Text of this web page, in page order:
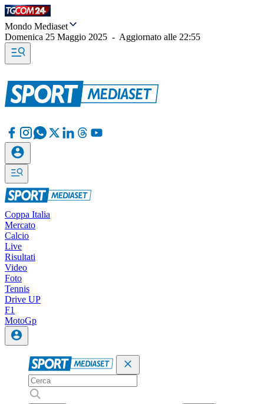
Mondo Mediaset
Domenica 25 Maggio 2025 - Aggiornato alle 22:55
Coppa Italia
Mercato
Calcio
Live
Risultati
Video
Foto
Tennis
Drive UP
F1
MotoGp